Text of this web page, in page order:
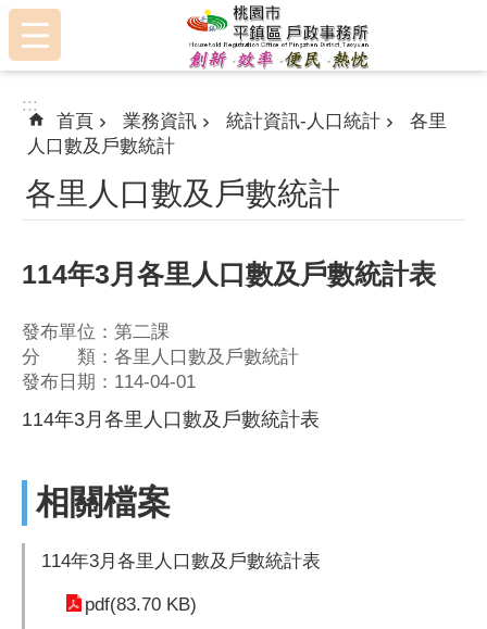
跳到主要內容區塊
:::
:::
首頁 業務資訊 統計資訊-人口統計
各里
人口數及戶數統計
各里人口數及戶數統計
114年3月各里人口數及戶數統計表
發布單位：第二課
分 類：各里人口數及戶數統計
發布日期：114-04-01
114年3月各里人口數及戶數統計表
相關檔案
114年3月各里人口數及戶數統計表
pdf(83.70 KB)